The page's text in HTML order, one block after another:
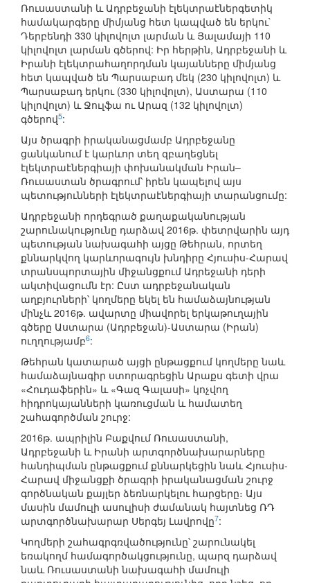
Ռուսաստանի և Ադրբեջանի էլեկտրաէներգետիկ
համակարգերը միմյանց հետ կապված են երկու`
Դերբենդի 330 կիլովոլտ լարման և Յալամայի 110
կիլովոլտ լարման գծերով: Իր հերթին, Ադրբեջանի և
Իրանի էլեկտրահաղորդման կայանները միմյանց
հետ կապված են Պարսաբադ մեկ (230 կիլովոլտ) և
Պարսաբադ երկու (330 կիլովոլտ), Աստարա (110
կիլովոլտ) և Ջուլֆա ու Արազ (132 կիլովոլտ)
գծերով5:
Այս ծրագրի իրականացմամբ Ադրբեջանը
ցանկանում է կարևոր տեղ զբաղեցնել
էլեկտրաէներգիայի փոխանակման Իրան–
Ռուսաստան ծրագրում՝ իրեն կապելով այս
պետությունների էլեկտրաէներգիայի տարանցումը:
Ադրբեջանի որդեգրած քաղաքականության
շարունակությունը դարձավ 2016թ. փետրվարին այդ
պետության նախագահի այցը Թեհրան, որտեղ
քննարկվող կարևորագույն խնդիրը Հյուսիս-Հարավ
տրանսպորտային միջանցքում Ադրեջանի դերի
ակտիվացումն էր: Ըստ ադրբեջանական
աղբյուրների՝ կողմերը եկել են համաձայնության
մինչև 2016թ. ավարտը միավորել երկաթուղային
գծերը Աստարա (Ադրբեջան)-Աստարա (Իրան)
ուղղությամբ6:
Թեհրան կատարած այցի ընթացքում կողմերը նաև
համաձայնագիր ստորագրեցին Արաքս գետի վրա
«Հուդաֆերին» և «Գազ Գալասի» կոչվող
հիդրոկայանների կառուցման և համատեղ
շահագործման շուրջ:
2016թ. ապրիլին Բաքվում Ռուսաստանի,
Ադրբեջանի և Իրանի արտգործնախարարները
հանդիպման ընթացքում քննարկեցին նաև Հյուսիս-
Հարավ միջանցքի ծրագրի իրականացման շուրջ
գործնական քայլեր ձեռնարկելու հարցերը։ Այս
մասին մամուլի ասուլիսի ժամանակ հայտնեց ՌԴ
արտգործնախարար Սերգեյ Լավրովը7:
Կողմերի շահագրգռվածությունը՝ շարունակել
եռակողմ համագործակցությունը, պարզ դարձավ
նաև Ռուսաստանի նախագահի մամուլի